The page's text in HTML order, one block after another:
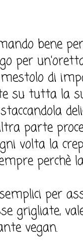
bene
per
di
su tutta la
parte
volta la
perchè
per
grigliate,
vegan.